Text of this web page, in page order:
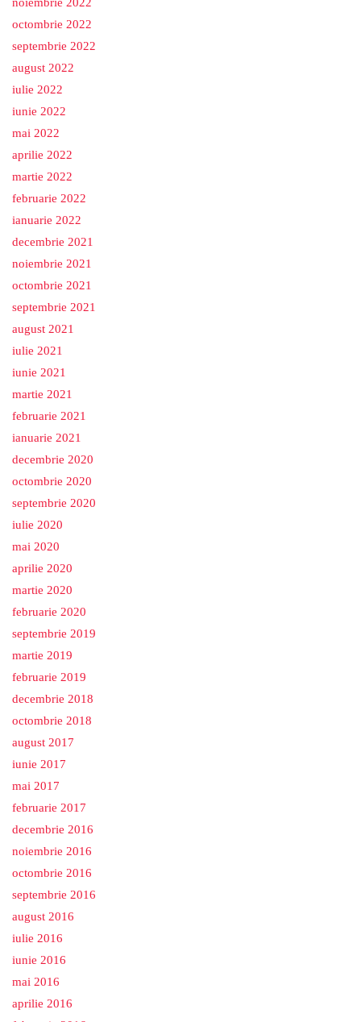
octombrie 2022
septembrie 2022
august 2022
iulie 2022
iunie 2022
mai 2022
aprilie 2022
martie 2022
februarie 2022
ianuarie 2022
decembrie 2021
noiembrie 2021
octombrie 2021
septembrie 2021
august 2021
iulie 2021
iunie 2021
martie 2021
februarie 2021
ianuarie 2021
decembrie 2020
octombrie 2020
septembrie 2020
iulie 2020
mai 2020
aprilie 2020
martie 2020
februarie 2020
septembrie 2019
martie 2019
februarie 2019
decembrie 2018
octombrie 2018
august 2017
iunie 2017
mai 2017
februarie 2017
decembrie 2016
noiembrie 2016
octombrie 2016
septembrie 2016
august 2016
iulie 2016
iunie 2016
mai 2016
aprilie 2016